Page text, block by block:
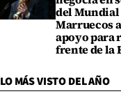
del Mundial
Marruecos
apoyo para
frente de la
LO MÁS VISTO DEL AÑO